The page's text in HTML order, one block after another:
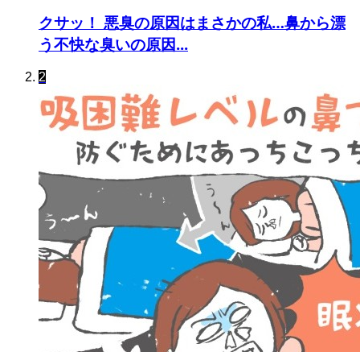
クサッ！ 悪臭の原因はまさかの私…鼻から漂
う不快な臭いの原因...
2